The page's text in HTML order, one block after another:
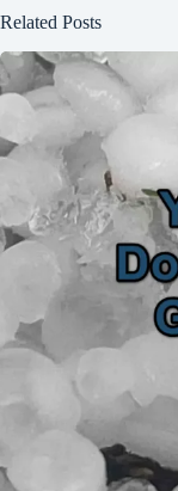
Related Posts